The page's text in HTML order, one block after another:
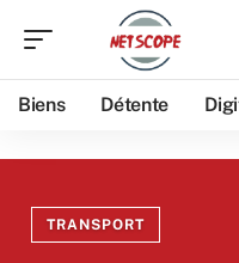
Biens Détente
TRANSPORT